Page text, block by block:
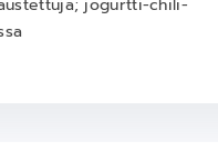
jogurtti-chili-